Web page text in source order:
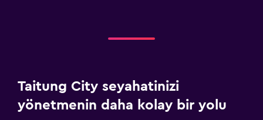
Taitung City seyahatinizi
yönetmenin daha kolay bir yolu